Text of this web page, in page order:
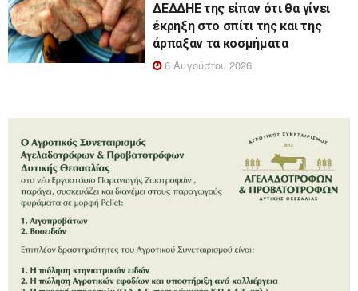
ΔΕΔΔΗΕ της είπαν ότι θα γίνει
έκρηξη στο σπίτι της και της
άρπαξαν τα κοσμήματα
6 Αυγούστου 2026